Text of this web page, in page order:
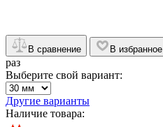
В сравнение В избранное
раз
Выберите свой вариант:
Другие варианты
Наличие товара: